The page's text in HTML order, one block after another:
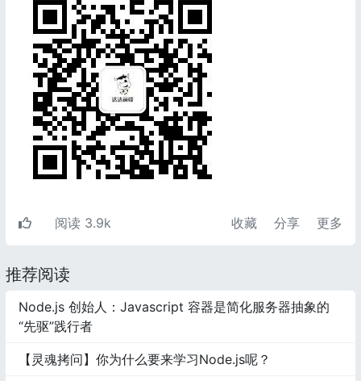
阅读 3.9k 收藏 分享 更多
推荐阅读
Node.js 创始人：Javascript 容器是简化服务器抽象的
“先驱”践行者
【灵魂拷问】你为什么要来学习Node.js呢？